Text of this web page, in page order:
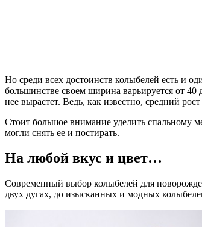
Но среди всех достоинств колыбелей есть и
большинстве своем ширина варьируется от
нее вырастет. Ведь, как известно, средний
Стоит большое внимание уделить спальному
могли снять ее и постирать.
На любой вкус и цвет…
Современный выбор колыбелей для
двух дугах, до изысканных и модных